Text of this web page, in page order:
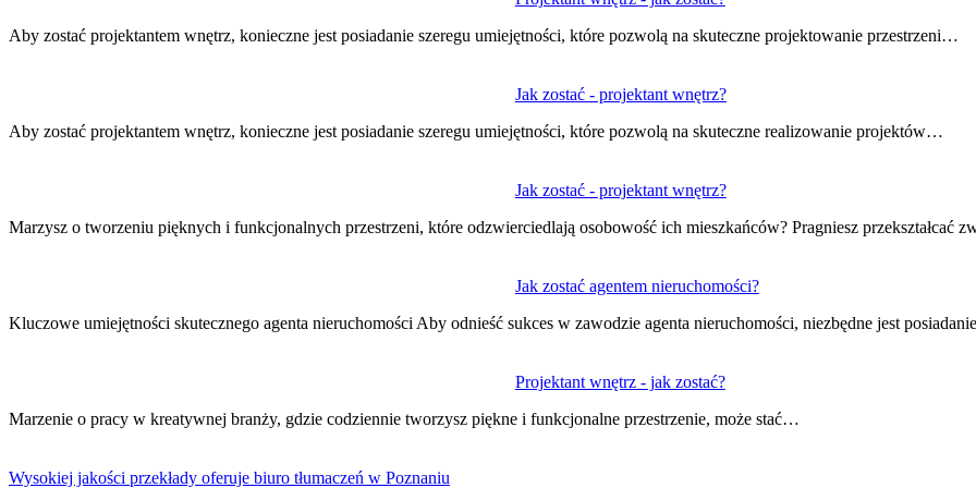
Aby zostać projektantem wnętrz, konieczne jest posiadanie szeregu umiejętności, które pozwolą na skuteczne projektowanie przestrzeni…
Jak zostać - projektant wnętrz?
Aby zostać projektantem wnętrz, konieczne jest posiadanie szeregu umiejętności, które pozwolą na skuteczne realizowanie projektów…
Jak zostać - projektant wnętrz?
Marzysz o tworzeniu pięknych i funkcjonalnych przestrzeni, które odzwierciedlają osobowość ich mieszkańców? Pragniesz przekształcać
Jak zostać agentem nieruchomości?
Kluczowe umiejętności skutecznego agenta nieruchomości Aby odnieść sukces w zawodzie agenta nieruchomości, niezbędne jest
Projektant wnętrz - jak zostać?
Marzenie o pracy w kreatywnej branży, gdzie codziennie tworzysz piękne i funkcjonalne przestrzenie, może stać…
wpisu
Wysokiej jakości przekłady oferuje biuro tłumaczeń w Poznaniu